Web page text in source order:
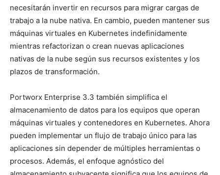
necesitarán invertir en recursos para migrar cargas de
trabajo a la nube nativa. En cambio, pueden mantener sus
máquinas virtuales en Kubernetes indefinidamente
mientras refactorizan o crean nuevas aplicaciones
nativas de la nube según sus recursos existentes y los
plazos de transformación.
Portworx Enterprise 3.3 también simplifica el
almacenamiento de datos para los equipos que operan
máquinas virtuales y contenedores en Kubernetes. Ahora
pueden implementar un flujo de trabajo único para las
aplicaciones sin depender de múltiples herramientas o
procesos. Además, el enfoque agnóstico del